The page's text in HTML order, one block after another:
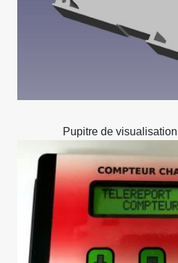
Pupitre de